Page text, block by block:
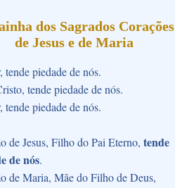
dos Sagrados Corações
de Jesus e de Maria
tende piedade de nós.
tende piedade de nós.
tende piedade de nós.
de Jesus, Filho do Pai Eterno, tende
de nós.
de Maria, Mãe do Filho de Deus,